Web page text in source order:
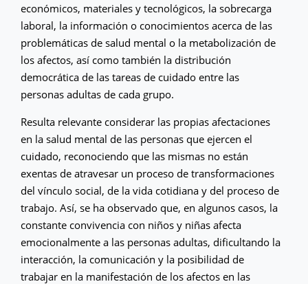
económicos, materiales y tecnológicos, la sobrecarga
laboral, la información o conocimientos acerca de las
problemáticas de salud mental o la metabolización de
los afectos, así como también la distribución
democrática de las tareas de cuidado entre las
personas adultas de cada grupo.
Resulta relevante considerar las propias afectaciones
en la salud mental de las personas que ejercen el
cuidado, reconociendo que las mismas no están
exentas de atravesar un proceso de transformaciones
del vínculo social, de la vida cotidiana y del proceso de
trabajo. Así, se ha observado que, en algunos casos, la
constante convivencia con niños y niñas afecta
emocionalmente a las personas adultas, dificultando la
interacción, la comunicación y la posibilidad de
trabajar en la manifestación de los afectos en las